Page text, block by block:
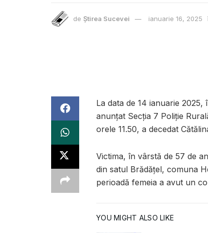
de Știrea Sucevei ianuarie 16, 2025
La data de 14 ianuarie
anunțat Secția 7 Poliţie
orele 11.50, a decedat
Victima, în vârstă de 57 de
din satul Brădățel, comuna
perioadă femeia a avut un
YOU MIGHT ALSO LIKE